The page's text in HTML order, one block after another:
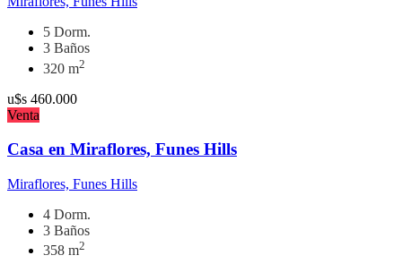
5 Dorm.
3 Baños
320 m2
u$s 460.000
Venta
Casa en Miraflores, Funes Hills
Miraflores, Funes Hills
4 Dorm.
3 Baños
358 m2